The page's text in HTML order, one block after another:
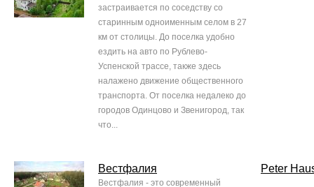
застраивается по соседству со
старинным одноименным селом в 27
км от столицы. До поселка удобно
ездить на авто по Рублево-
Успенской трассе, также здесь
налажено движение общественного
транспорта. От поселка недалеко до
городов Одинцово и Звенигород, так
что...
Вестфалия
Вестфалия - это современный
Peter